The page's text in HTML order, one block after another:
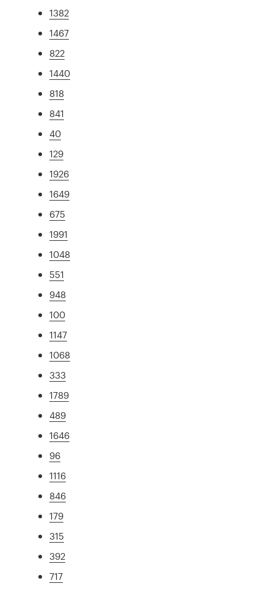
1382
1467
822
1440
818
841
40
129
1926
1649
675
1991
1048
551
948
100
1147
1068
333
1789
489
1646
96
1116
846
179
315
392
717